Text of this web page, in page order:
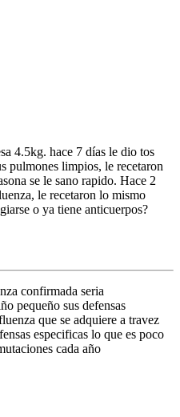
4.5kg. hace 7 días le dio tos
pulmones limpios, le recetaron
se le sano rapido. Hace 2
le recetaron lo mismo
o ya tiene anticuerpos?
confirmada seria
pequeño sus defensas
que se adquiere a travez
especificas lo que es poco
cada año